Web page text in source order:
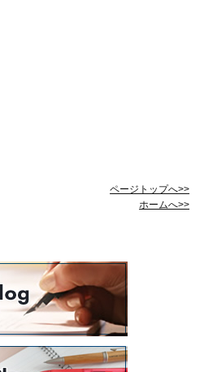
ページトップへ>>
ホームへ>>